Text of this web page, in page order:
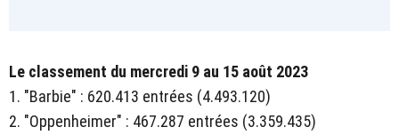
Le classement du mercredi 9 au 15 août 2023
1. "Barbie" : 620.413 entrées (4.493.120)
2. "Oppenheimer" : 467.287 entrées (3.359.435)